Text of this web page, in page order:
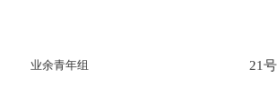
业余青年组 21